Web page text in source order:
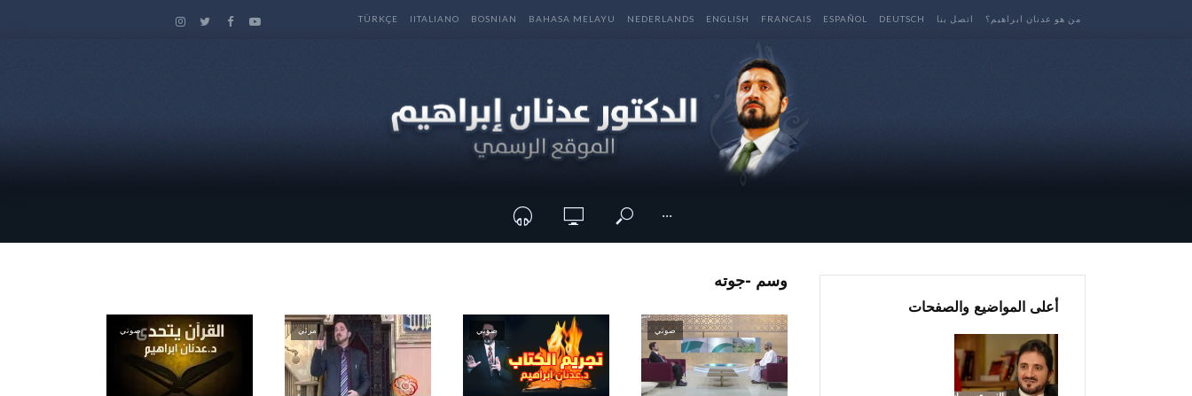
من هو عدنان ابراهيم؟ اتصل بنا DEUTSCH
ESPAÑOL
FRANCAIS
ENGLISH
NEDERLANDS
BAHASA MELAYU
BOSNIAN
IITALIANO
TÜRKÇE
···
وسم -جوته
صوتي صوتي مرئي صوتي
أعلى المواضيع والصفحات